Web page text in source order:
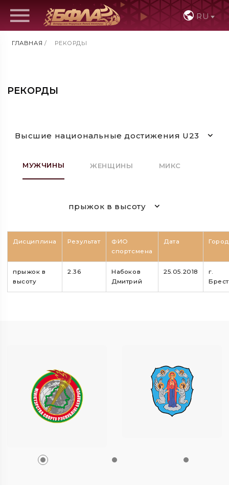
RU
ГЛАВНАЯ / РЕКОРДЫ
РЕКОРДЫ
Высшие национальные достижения U23
МУЖЧИНЫ ЖЕНЩИНЫ МИКС
прыжок в высоту
Дисциплина Результат
ФИО
спортсмена
Дата Город
прыжок в
высоту
2.36
Набоков
Дмитрий
25.05.2018
г.
Брест